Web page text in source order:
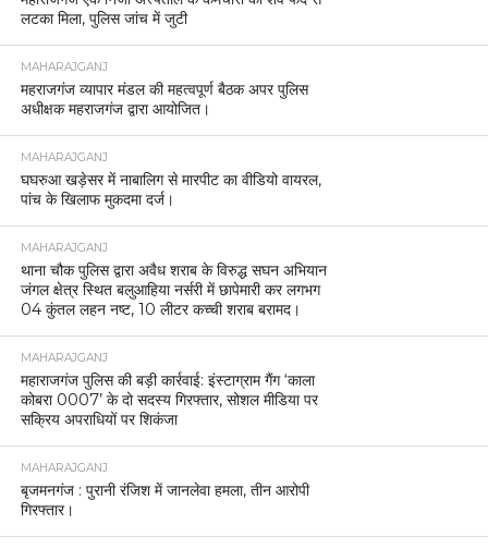
लटका मिला, पुलिस जांच में जुटी
MAHARAJGANJ
महराजगंज व्यापार मंडल की महत्वपूर्ण बैठक अपर पुलिस
अधीक्षक महराजगंज द्वारा आयोजित।
MAHARAJGANJ
घघरुआ खड़ेसर में नाबालिग से मारपीट का वीडियो वायरल,
पांच के खिलाफ मुकदमा दर्ज।
MAHARAJGANJ
थाना चौक पुलिस द्वारा अवैध शराब के विरुद्ध सघन अभियान
जंगल क्षेत्र स्थित बलुआहिया नर्सरी में छापेमारी कर लगभग
04 कुंतल लहन नष्ट, 10 लीटर कच्ची शराब बरामद।
MAHARAJGANJ
महाराजगंज पुलिस की बड़ी कार्रवाई: इंस्टाग्राम गैंग ‘काला
कोबरा 0007’ के दो सदस्य गिरफ्तार, सोशल मीडिया पर
सक्रिय अपराधियों पर शिकंजा
MAHARAJGANJ
बृजमनगंज : पुरानी रंजिश में जानलेवा हमला, तीन आरोपी
गिरफ्तार।